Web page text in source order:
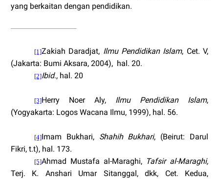
yang berkaitan dengan pendidikan.
[1]Zakiah Daradjat, Ilmu Pendidikan Islam, Cet.V,
(Jakarta: Bumi Aksara, 2004), hal. 20.
[2]Ibid., hal. 20
[3]Herry Noer Aly, Ilmu Pendidikan Islam,
(Yogyakarta: Logos Wacana Ilmu, 1999), hal. 56.
[4]Imam Bukhari, Shahih Bukhari, (Beirut: Darul
Fikri, t.t), hal. 173.
[5]Ahmad Mustafa al-Maraghi, Tafsir al-Maraghi,
Terj. K. Anshari Umar Sitanggal, dkk, Cet. Kedua,